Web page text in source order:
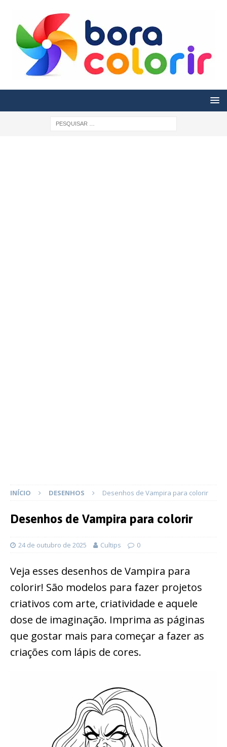
INÍCIO DESENHOS Desenhos de Vampira para colorir
Desenhos de Vampira para colorir
24 de outubro de 2025 Cultips 0
Veja esses desenhos de Vampira para
colorir! São modelos para fazer projetos
criativos com arte, criatividade e aquele
dose de imaginação. Imprima as páginas
que gostar mais para começar a fazer as
criações com lápis de cores.